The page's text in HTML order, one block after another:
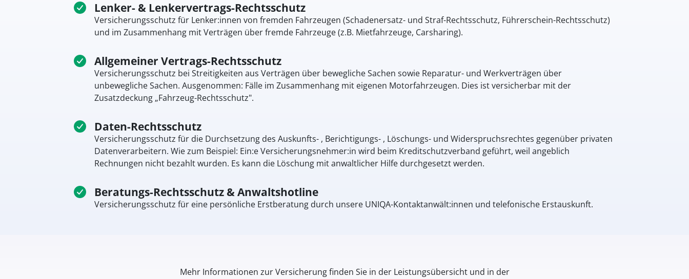
Lenker- & Lenkervertrags-Rechtsschutz
Versicherungsschutz für Lenker:innen von fremden Fahrzeugen (Schadenersatz- und Straf-Rechtsschutz, Führerschein-Rechtsschutz)
und im Zusammenhang mit Verträgen über fremde Fahrzeuge (z.B. Mietfahrzeuge, Carsharing).
Allgemeiner Vertrags-Rechtsschutz
Versicherungsschutz bei Streitigkeiten aus Verträgen über bewegliche Sachen sowie Reparatur- und Werkverträgen über
unbewegliche Sachen. Ausgenommen: Fälle im Zusammenhang mit eigenen Motorfahrzeugen. Dies ist versicherbar mit der
Zusatzdeckung „Fahrzeug-Rechtsschutz".
Daten-Rechtsschutz
Versicherungsschutz für die Durchsetzung des Auskunfts- , Berichtigungs- , Löschungs- und Widerspruchsrechtes gegenüber privaten
Datenverarbeitern. Wie zum Beispiel: Ein:e Versicherungsnehmer:in wird beim Kreditschutzverband geführt, weil angeblich
Rechnungen nicht bezahlt wurden. Es kann die Löschung mit anwaltlicher Hilfe durchgesetzt werden.
Beratungs-Rechtsschutz & Anwaltshotline
Versicherungsschutz für eine persönliche Erstberatung durch unsere UNIQA-Kontaktanwält:innen und telefonische Erstauskunft.
Mehr Informationen zur Versicherung finden Sie in der Leistungsübersicht und in der